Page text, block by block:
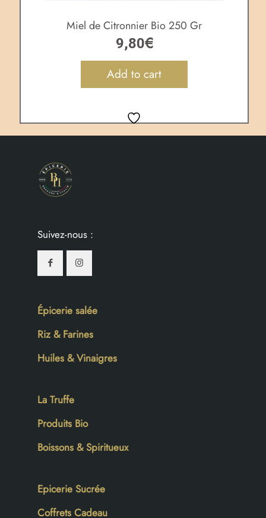
Miel de Citronnier Bio 250 Gr
9,80€
Add to cart
Suivez-nous :
Épicerie salée
Riz & Farines
Huiles & Vinaigres
La Truffe
Produits Bio
Boissons & Spiritueux
Epicerie Sucrée
Coffrets Cadeau